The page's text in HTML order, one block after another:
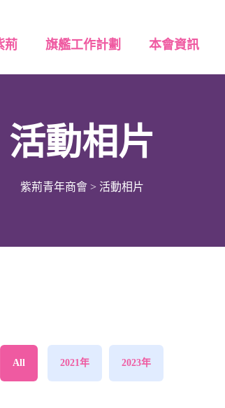
荊 旗艦工作計劃 本會資訊
活動相片
紫荊青年商會> 活動相片
All 2021年 2023年